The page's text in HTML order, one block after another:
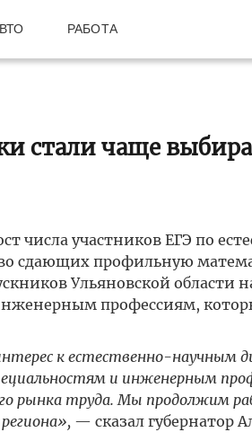
РАБОТА
стали чаще
числа участников ЕГЭ по
сдающих профильную
Ульяновской области
профессиям,
к естественно-научным
и инженерным
рынка труда. Мы продолжим
— сказал губернатор